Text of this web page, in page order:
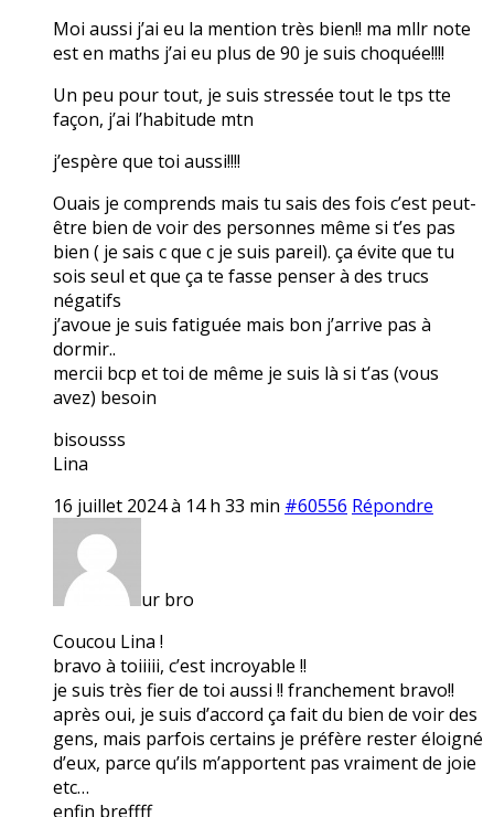
Moi aussi j’ai eu la mention très bien!! ma mllr note
est en maths j’ai eu plus de 90 je suis choquée!!!!
Un peu pour tout, je suis stressée tout le tps tte
façon, j’ai l’habitude mtn
j’espère que toi aussi!!!!
Ouais je comprends mais tu sais des fois c’est peut-
être bien de voir des personnes même si t’es pas
bien ( je sais c que c je suis pareil). ça évite que tu
sois seul et que ça te fasse penser à des trucs
négatifs
j’avoue je suis fatiguée mais bon j’arrive pas à
dormir..
mercii bcp et toi de même je suis là si t’as (vous
avez) besoin
bisousss
Lina
16 juillet 2024 à 14 h 33 min #60556 Répondre
ur bro
Coucou Lina !
bravo à toiiiii, c’est incroyable !!
je suis très fier de toi aussi !! franchement bravo!!
après oui, je suis d’accord ça fait du bien de voir des
gens, mais parfois certains je préfère rester éloigné
d’eux, parce qu’ils m’apportent pas vraiment de joie
etc…
enfin breffff